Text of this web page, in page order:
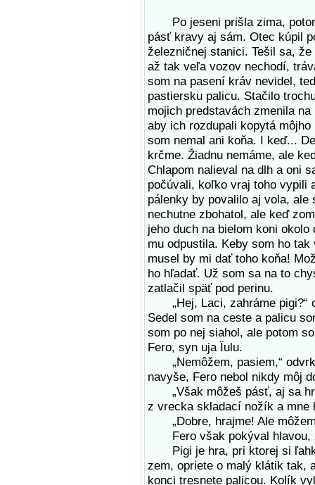
Po jeseni prišla zima,
pásť kravy aj sám. Otec kúpil
železničnej stanici. Tešil sa,
až tak veľa vozov nechodí,
som na pasení kráv nevidel,
pastiersku palicu. Stačilo
mojich predstavách zmenila
aby ich rozdupali kopytá
som nemal ani koňa. I keď...
krčme. Žiadnu nemáme, ale
Chlapom nalieval na dlh a oni
počúvali, koľko vraj toho vypili
pálenky by povalilo aj vola,
nechutne zbohatol, ale keď
jeho duch na bielom koni
mu odpustila. Keby som ho
musel by mi dať toho koňa!
ho hľadať. Už som sa na to
zatlačil späť pod perinu.
„Hej, Laci, zahráme pigi?“
Sedel som na ceste a palicu
som po nej siahol, ale potom
Fero, syn uja Ïulu.
„Nemôžem, pasiem,“
navyše, Fero nebol nikdy môj
„Však môžeš pásť, aj sa
z vrecka skladací nožík a mne
„Dobre, hrajme! Ale
Fero však pokýval hlavou,
Pigi je hra, pri ktorej si
zem, opriete o malý klátik tak,
konci tresnete palicou. Kolík